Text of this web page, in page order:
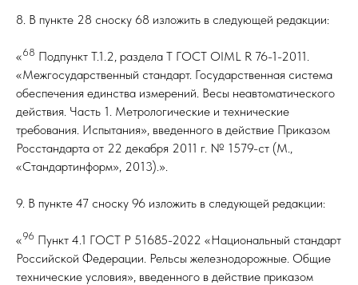
8. В пункте 28 сноску 68 изложить в следующей редакции:
«68 Подпункт Т.1.2, раздела Т ГОСТ OIML R 76-1-2011.
«Межгосударственный стандарт. Государственная система
обеспечения единства измерений. Весы неавтоматического
действия. Часть 1. Метрологические и технические
требования. Испытания», введенного в действие Приказом
Росстандарта от 22 декабря 2011 г. № 1579-ст (М.,
«Стандартинформ», 2013).».
9. В пункте 47 сноску 96 изложить в следующей редакции:
«96 Пункт 4.1 ГОСТ Р 51685-2022 «Национальный стандарт
Российской Федерации. Рельсы железнодорожные. Общие
технические условия», введенного в действие приказом